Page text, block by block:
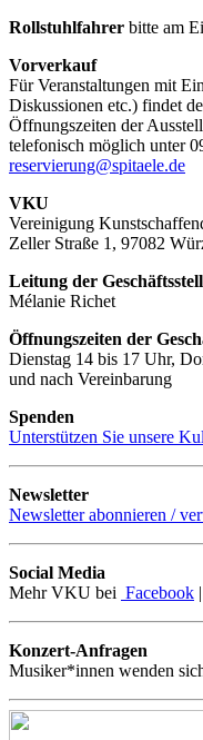
Rollstuhlfahrer bitte am
Vorverkauf
Für Veranstaltungen mit
Diskussionen etc.) findet
Öffnungszeiten der
telefonisch möglich unter
reservierung@spitaele.de
VKU
Vereinigung
Zeller Straße 1, 97082
Leitung der
Mélanie Richet
Öffnungszeiten der
Dienstag 14 bis 17 Uhr,
und nach Vereinbarung
Spenden
Unterstützen Sie unsere
Newsletter
Newsletter abonnieren /
Social Media
Mehr VKU bei Facebook |
Konzert-Anfragen
Musiker*innen wenden